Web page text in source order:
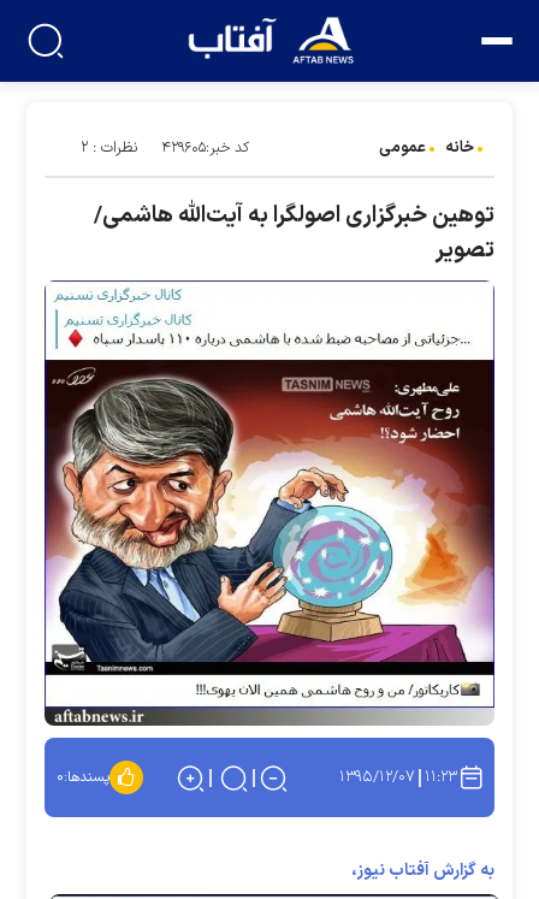
خانه عمومی کد خبر:۴۲۹۶۰۵ نظرات : ۲
توهین خبرگزاری اصولگرا به آیت‌الله هاشمی/
تصویر
۱۱:۲۳ ۱۳۹۵/۱۲/۰۷ پسندها:۰
به گزارش آفتاب نیوز،